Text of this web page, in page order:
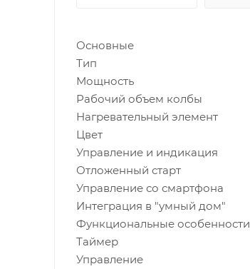
Основные
Тип
Мощность
Рабочий объем колбы
Нагревательный элемент
Цвет
Управление и индикация
Отложенный старт
Управление со смартфона
Интеграция в "умный дом"
Функциональные особенности
Таймер
Управление